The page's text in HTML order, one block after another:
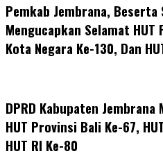
Pemkab Jembrana, Beserta
Mengucapkan Selamat HUT
Kota Negara Ke-130, Dan
DPRD Kabupaten
HUT Provinsi Bali Ke-67,
HUT RI Ke-80